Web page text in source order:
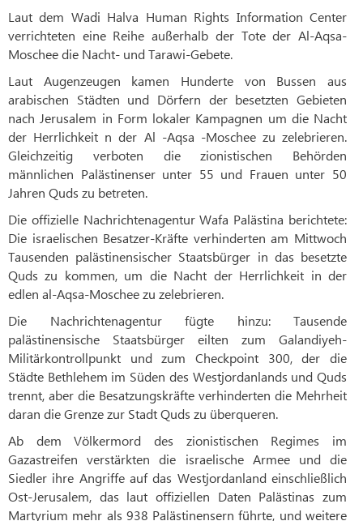
Laut dem Wadi Halva Human Rights Information Center
verrichteten eine Reihe außerhalb der Tote der Al-Aqsa-
Moschee die Nacht- und Tarawi-Gebete.
Laut Augenzeugen kamen Hunderte von Bussen aus
arabischen Städten und Dörfern der besetzten Gebieten
nach Jerusalem in Form lokaler Kampagnen um die Nacht
der Herrlichkeit n der Al -Aqsa -Moschee zu zelebrieren.
Gleichzeitig verboten die zionistischen Behörden
männlichen Palästinenser unter 55 und Frauen unter 50
Jahren Quds zu betreten.
Die offizielle Nachrichtenagentur Wafa Palästina berichtete:
Die israelischen Besatzer-Kräfte verhinderten am Mittwoch
Tausenden palästinensischer Staatsbürger in das besetzte
Quds zu kommen, um die Nacht der Herrlichkeit in der
edlen al-Aqsa-Moschee zu zelebrieren.
Die Nachrichtenagentur fügte hinzu: Tausende
palästinensische Staatsbürger eilten zum Galandiyeh-
Militärkontrollpunkt und zum Checkpoint 300, der die
Städte Bethlehem im Süden des Westjordanlands und Quds
trennt, aber die Besatzungskräfte verhinderten die Mehrheit
daran die Grenze zur Stadt Quds zu überqueren.
Ab dem Völkermord des zionistischen Regimes im
Gazastreifen verstärkten die israelische Armee und die
Siedler ihre Angriffe auf das Westjordanland einschließlich
Ost-Jerusalem, das laut offiziellen Daten Palästinas zum
Martyrium mehr als 938 Palästinensern führte, und weitere